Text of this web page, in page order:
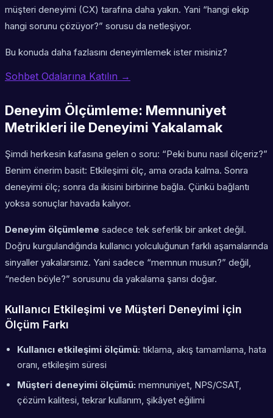
müşteri deneyimi (CX) tarafına daha yakın. Yani “hangi ekip
hangi sorunu çözüyor?” sorusu da netleşiyor.
Bu konuda daha fazlasını deneyimlemek ister misiniz?
Sohbet Odalarına Katılın →
Deneyim Ölçümleme: Memnuniyet
Metrikleri ile Deneyimi Yakalamak
Şimdi herkesin kafasına gelen o soru: “Peki bunu nasıl ölçeriz?”
Benim önerim basit: Etkileşimi ölç, ama orada kalma. Sonra
deneyimi ölç; sonra da ikisini birbirine bağla. Çünkü bağlantı
yoksa sonuçlar havada kalıyor.
Deneyim ölçümleme sadece tek seferlik bir anket değil.
Doğru kurgulandığında kullanıcı yolculuğunun farklı aşamalarında
sinyaller yakalarsınız. Yani sadece “memnun musun?” değil,
“neden böyle?” sorusunu da yakalama şansı doğar.
Kullanıcı Etkileşimi ve Müşteri Deneyimi için
Ölçüm Farkı
Kullanıcı etkileşimi ölçümü: tıklama, akış tamamlama, hata
oranı, etkileşim süresi
Müşteri deneyimi ölçümü: memnuniyet, NPS/CSAT,
çözüm kalitesi, tekrar kullanım, şikâyet eğilimi